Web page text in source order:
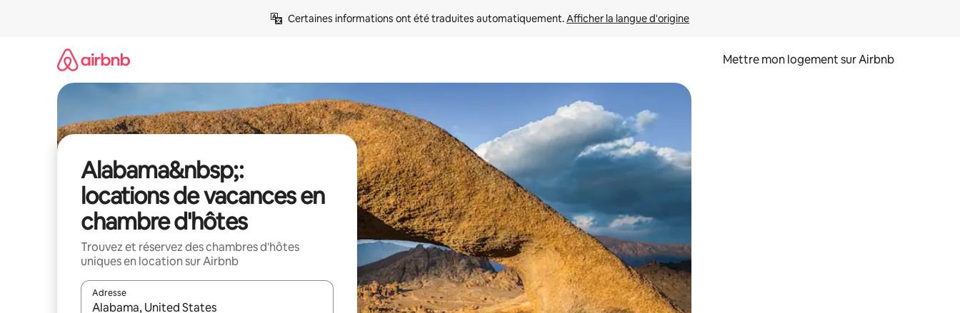
Certaines informations ont été traduites automatiquement. Afficher la langue d'origine
Mettre mon logement sur Airbnb
Alabama&nbsp;:
locations de vacances en
chambre d'hôtes
Trouvez et réservez des chambres d'hôtes
uniques en location sur Airbnb
Adresse
Lorsque les résultats s'affichent, utilisez les flèches vers le haut et vers le bas pour les parcourir ou en appuyant et en faisant glisser.